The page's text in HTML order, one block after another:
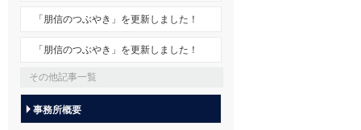
「朋信のつぶやき」を更新しました！
「朋信のつぶやき」を更新しました！
その他記事一覧
事務所概要